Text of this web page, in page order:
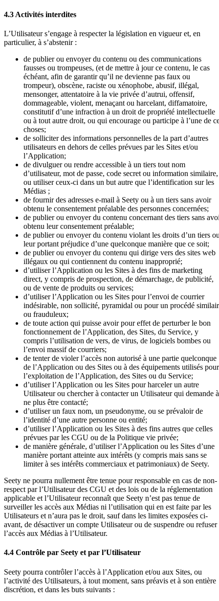
4.3 Activités interdites
L’Utilisateur s’engage à respecter la législation en vigueur et, en
particulier, à s’abstenir :
de publier ou envoyer du contenu ou des communications
fausses ou trompeuses, (et de mettre à jour ce contenu, le cas
échéant, afin de garantir qu’il ne devienne pas faux ou
trompeur), obscène, raciste ou xénophobe, abusif, illégal,
mensonger, attentatoire à la vie privée d’autrui, offensif,
dommageable, violent, menaçant ou harcelant, diffamatoire,
constitutif d’une infraction à un droit de propriété intellectuelle
ou à tout autre droit, ou qui encourage ou participe à l’une de
choses;
de solliciter des informations personnelles de la part d’autres
utilisateurs en dehors de celles prévues par les Sites et/ou
l’Application;
de divulguer ou rendre accessible à un tiers tout nom
d’utilisateur, mot de passe, code secret ou information similaire,
ou utiliser ceux-ci dans un but autre que l’identification sur les
Médias ;
de fournir des adresses e-mail à Seety ou à un tiers sans avoir
obtenu le consentement préalable des personnes concernées;
de publier ou envoyer du contenu concernant des tiers sans
obtenu leur consentement préalable;
de publier ou envoyer du contenu violant les droits d’un tiers
leur portant préjudice d’une quelconque manière que ce soit;
de publier ou envoyer du contenu qui dirige vers des sites web
illégaux ou qui contiennent du contenu inapproprié;
d’utiliser l’Application ou les Sites à des fins de marketing
direct, y compris de prospection, de démarchage, de publicité,
ou de vente de produits ou services;
d’utiliser l’Application ou les Sites pour l’envoi de courrier
indésirable, non sollicité, pyramidal ou pour un procédé
ou frauduleux;
de toute action qui puisse avoir pour effet de perturber le bon
fonctionnement de l’Application, des Sites, du Service, y
compris l’utilisation de vers, de virus, de logiciels bombes ou
l’envoi massif de courriers;
de tenter de violer l’accès non autorisé à une partie quelconque
de l’Application ou des Sites ou à des équipements utilisés pour
l’exploitation de l’Application, des Sites ou du Service;
d’utiliser l’Application ou les Sites pour harceler un autre
Utilisateur ou chercher à contacter un Utilisateur qui demande à
ne plus être contacté;
d’utiliser un faux nom, un pseudonyme, ou se prévaloir de
l’identité d’une autre personne ou entité;
d’utiliser l’Application ou les Sites à des fins autres que celles
prévues par les CGU ou de la Politique vie privée;
de manière générale, d’utiliser l’Application ou les Sites d’une
manière portant atteinte aux intérêts (y compris mais sans se
limiter à ses intérêts commerciaux et patrimoniaux) de Seety.
Seety ne pourra nullement être tenue pour responsable en cas de non-
respect par l’Utilisateur des CGU et des lois ou de la réglementation
applicable et l’Utilisateur reconnaît que Seety n’est pas tenue de
surveiller les accès aux Médias ni l’utilisation qui en est faite par les
Utilisateurs et n’aura pas le droit, sauf dans les limites exposées ci-
avant, de désactiver un compte Utilisateur ou de suspendre ou refuser
l’accès aux Médias à l’Utilisateur.
4.4 Contrôle par Seety et par l’Utilisateur
Seety pourra contrôler l’accès à l’Application et/ou aux Sites, ou
l’activité des Utilisateurs, à tout moment, sans préavis et à son entière
discrétion, et dans les buts suivants :